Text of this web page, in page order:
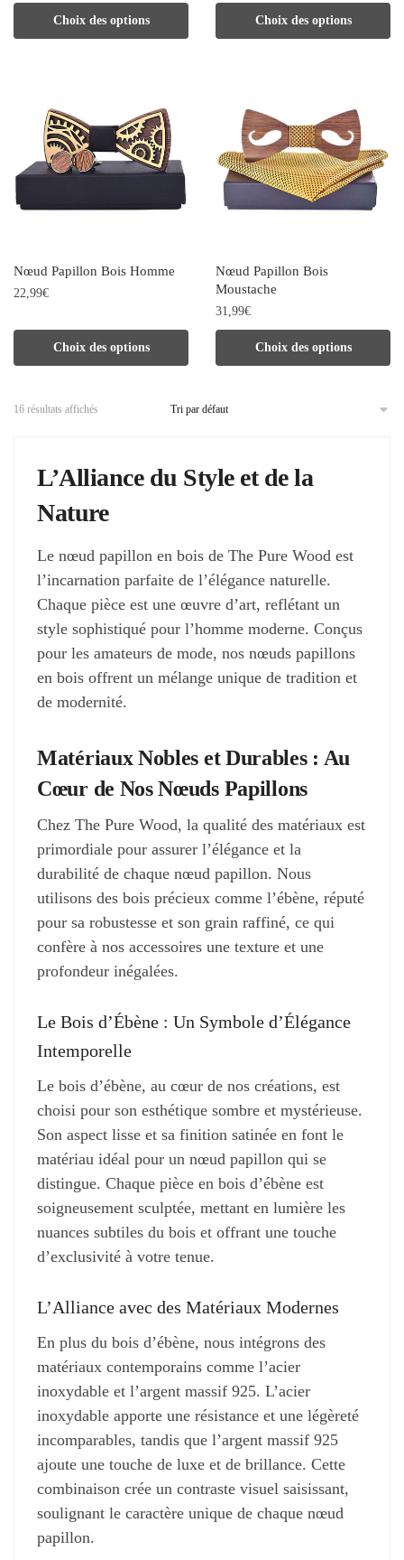
page
Choix des options
produit
variations.
options
peuvent
sur
page
Choix des options
produit
variations.
Les
options
peuvent
sur
la
page
Nœud Papillon Bois Homme
22,99€
Choix des options
Ce
produit
plusieurs
options
peuvent
choisies
produit
Nœud Papillon Bois
Moustache
31,99€
Choix des options
produit
Les
être
choisies
sur
la
page
du
16 résultats affichés
L’Alliance du Style et de la
Nature
Le nœud papillon en bois de The Pure Wood est
l’incarnation parfaite de l’élégance naturelle.
Chaque pièce est une œuvre d’art, reflétant un
style sophistiqué pour l’homme moderne. Conçus
pour les amateurs de mode, nos nœuds papillons
en bois offrent un mélange unique de tradition et
de modernité.
Matériaux Nobles et Durables : Au
Cœur de Nos Nœuds Papillons
Chez The Pure Wood, la qualité des matériaux est
primordiale pour assurer l’élégance et la
durabilité de chaque nœud papillon. Nous
utilisons des bois précieux comme l’ébène, réputé
pour sa robustesse et son grain raffiné, ce qui
confère à nos accessoires une texture et une
profondeur inégalées.
Le Bois d’Ébène : Un Symbole d’Élégance
Intemporelle
Le bois d’ébène, au cœur de nos créations, est
choisi pour son esthétique sombre et mystérieuse.
Son aspect lisse et sa finition satinée en font le
matériau idéal pour un nœud papillon qui se
distingue. Chaque pièce en bois d’ébène est
soigneusement sculptée, mettant en lumière les
nuances subtiles du bois et offrant une touche
d’exclusivité à votre tenue.
L’Alliance avec des Matériaux Modernes
En plus du bois d’ébène, nous intégrons des
matériaux contemporains comme l’acier
inoxydable et l’argent massif 925. L’acier
inoxydable apporte une résistance et une légèreté
incomparables, tandis que l’argent massif 925
ajoute une touche de luxe et de brillance. Cette
combinaison crée un contraste visuel saisissant,
soulignant le caractère unique de chaque nœud
papillon.